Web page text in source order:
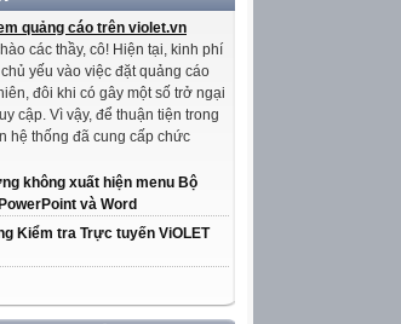
quảng cáo trên violet.vn
các thầy, cô! Hiện tại, kinh phí
yếu vào việc đặt quảng cáo
đôi khi có gây một số trở ngại
cập. Vì vậy, để thuận tiện trong
hệ thống đã cung cấp chức
không xuất hiện menu Bộ
và Word
Kiểm tra Trực tuyến ViOLET